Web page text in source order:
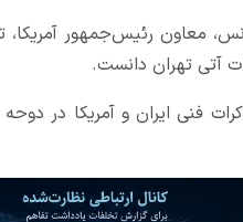
معاون رئیس‌جمهور آمریکا،
آتی تهران دانست.
فنی ایران و آمریکا در